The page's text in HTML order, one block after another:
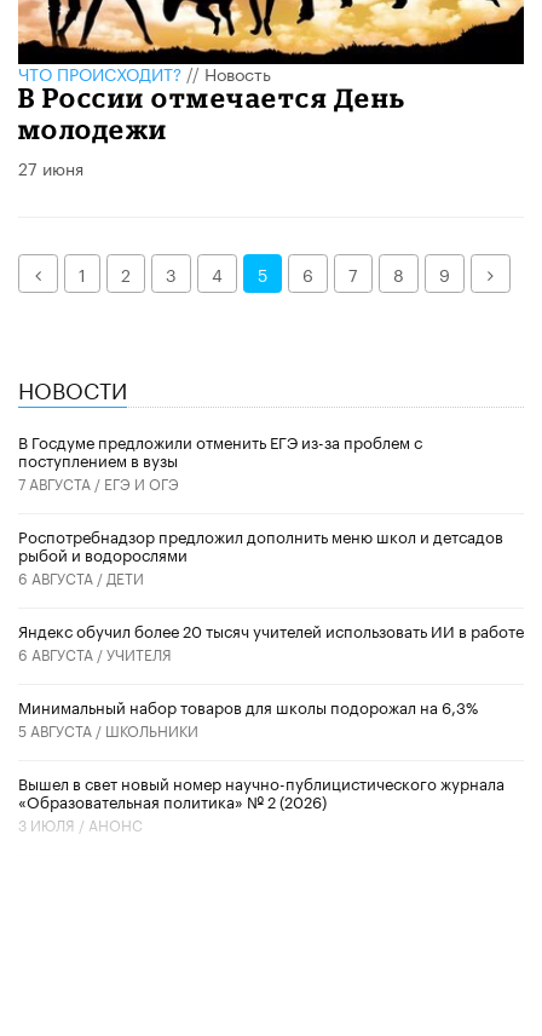
ЧТО ПРОИСХОДИТ?//Новость
В России отмечается День
молодежи
27 июня
Назад1 2 3 4 5 6 7 8 9 Далее
НОВОСТИ
В Госдуме предложили отменить ЕГЭ из-за проблем с
поступлением в вузы
7 АВГУСТА / ЕГЭ И ОГЭ
Роспотребнадзор предложил дополнить меню школ и детсадов
рыбой и водорослями
6 АВГУСТА / ДЕТИ
​Яндекс обучил более 20 тысяч учителей использовать ИИ в работе
6 АВГУСТА /УЧИТЕЛЯ
Минимальный набор товаров для школы подорожал на 6,3%
5 АВГУСТА / ШКОЛЬНИКИ
Вышел в свет новый номер научно-публицистического журнала
«Образовательная политика» № 2 (2026)
3 ИЮЛЯ / АНОНС